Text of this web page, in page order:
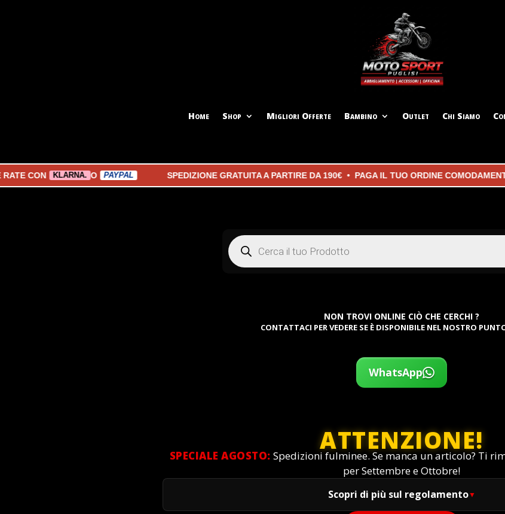
Home Shop Migliori Offerte Bambino Outlet Chi Siamo
KLARNA. O PAYPAL SPEDIZIONE GRATUITA A PARTIRE DA 190€ • PAGA IL TUO ORDINE COMODAMENTE
Products
search
NON TROVI ONLINE CIÒ CHE CERCHI ?
CONTATTACI PER VEDERE SE È DISPONIBILE NEL NOSTRO
WhatsApp
ATTENZIONE!
SPECIALE AGOSTO: Spedizioni fulminee. Se manca un articolo? Ti
per Settembre e Ottobre!
Scopri di più sul regolamento